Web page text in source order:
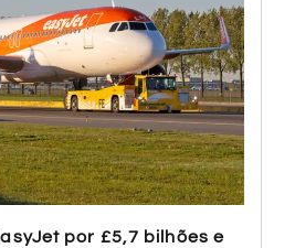
por £5,7 bilhões e